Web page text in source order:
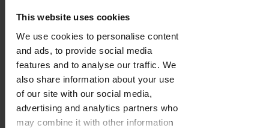
This website uses cookies
We use cookies to personalise content
and ads, to provide social media
features and to analyse our traffic. We
also share information about your use
of our site with our social media,
advertising and analytics partners who
may combine it with other information
Best Girlfriend Ever
WYBIERZ